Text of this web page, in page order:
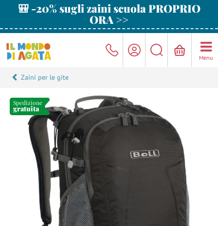
🎒 -20% sugli zaini scuola PROPRIO
ORA >>
Menu
Zaini per le gite
Spedizione
gratuita